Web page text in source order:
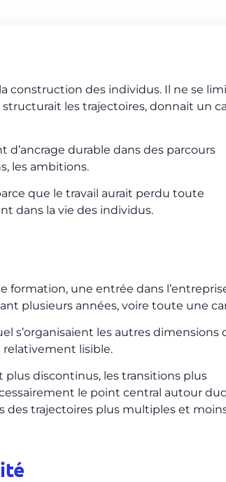
construction des individus. Il ne se
les trajectoires, donnait un
durable dans des parcours
les ambitions.
que le travail aurait perdu toute
dans la vie des individus.
une entrée dans
plusieurs années, voire toute une
s’organisaient les autres dimensions
lisible.
plus discontinus, les transitions plus
le point central autour
des trajectoires plus multiples et